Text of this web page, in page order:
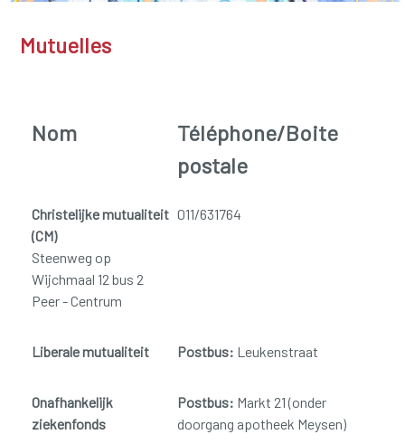
Mutuelles
Nom
Téléphone/Boite
postale
Christelijke mutualiteit
(CM)
Steenweg op
Wijchmaal 12 bus 2
Peer - Centrum
011/631764
Liberale mutualiteit Postbus: Leukenstraat
Onafhankelijk
ziekenfonds
Postbus: Markt 21 (onder
doorgang apotheek Meysen)